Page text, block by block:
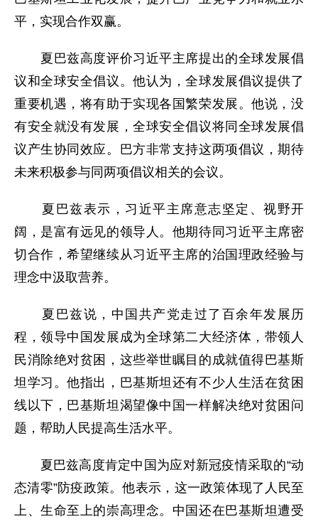
平，实现合作双赢。
夏巴兹高度评价习近平主席提出的全球发展倡
议和全球安全倡议。他认为，全球发展倡议提供了
重要机遇，将有助于实现各国繁荣发展。他说，没
有安全就没有发展，全球安全倡议将同全球发展倡
议产生协同效应。巴方非常支持这两项倡议，期待
未来积极参与同两项倡议相关的会议。
夏巴兹表示，习近平主席意志坚定、视野开
阔，是富有远见的领导人。他期待同习近平主席密
切合作，希望继续从习近平主席的治国理政经验与
理念中汲取营养。
夏巴兹说，中国共产党走过了百余年发展历
程，领导中国发展成为全球第二大经济体，带领人
民消除绝对贫困，这些举世瞩目的成就值得巴基斯
坦学习。他指出，巴基斯坦还有不少人生活在贫困
线以下，巴基斯坦渴望像中国一样解决绝对贫困问
题，帮助人民提高生活水平。
夏巴兹高度肯定中国为应对新冠疫情采取的“动
态清零”防疫政策。他表示，这一政策体现了人民至
上、生命至上的崇高理念。中国还在巴基斯坦遭受